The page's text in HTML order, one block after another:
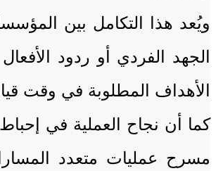
ويُعد هذا التكامل بين
الجهد الفردي أو ردود
الأهداف المطلوبة في وقت
كما أن نجاح العملية في
مسرح عمليات متعدد